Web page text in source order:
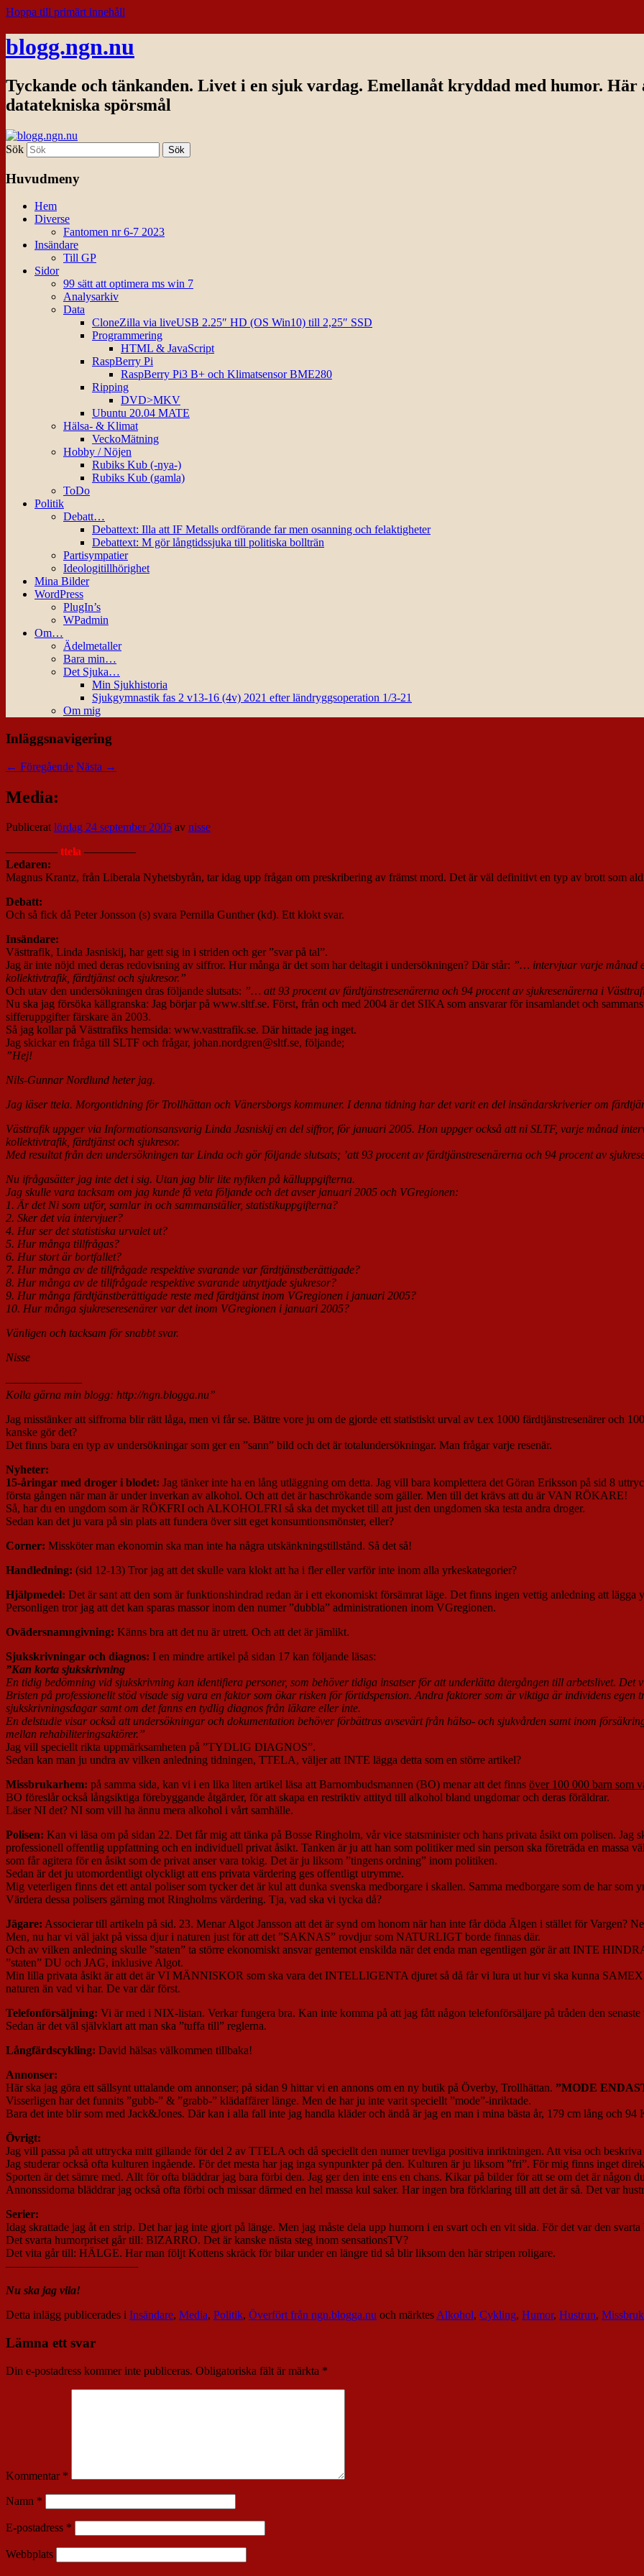
Hoppa till primärt innehåll
blogg.ngn.nu
Tyckande och tänkanden. Livet i en sjuk vardag. Emellanåt kryddad med humor. Här
datatekniska spörsmål
Sök
Huvudmeny
Hem
Diverse
Fantomen nr 6-7 2023
Insändare
Till GP
Sidor
99 sätt att optimera ms win 7
Analysarkiv
Data
CloneZilla via liveUSB 2.25″ HD (OS Win10) till 2,25″ SSD
Programmering
HTML & JavaScript
RaspBerry Pi
RaspBerry Pi3 B+ och Klimatsensor BME280
Ripping
DVD>MKV
Ubuntu 20.04 MATE
Hälsa- & Klimat
VeckoMätning
Hobby / Nöjen
Rubiks Kub (-nya-)
Rubiks Kub (gamla)
ToDo
Politik
Debatt…
Debattext: Illa att IF Metalls ordförande far men osanning och felaktigheter
Debattext: M gör långtidssjuka till politiska bollträn
Partisympatier
Ideologitillhörighet
Mina Bilder
WordPress
PlugIn’s
WPadmin
Om…
Ädelmetaller
Bara min…
Det Sjuka…
Min Sjukhistoria
Sjukgymnastik fas 2 v13-16 (4v) 2021 efter ländryggsoperation 1/3-21
Om mig
Inläggsnavigering
← Föregående Nästa →
Media:
Publiceratlördag 24 september 2005 av nisse
————– ttela ————–
Ledaren:
Magnus Krantz, från Liberala Nyhetsbyrån, tar idag upp frågan om preskribering av främst mord. Det är väl definitivt en typ av brott som
Debatt:
Och så fick då Peter Jonsson (s) svara Pernilla Gunther (kd). Ett klokt svar.
Insändare:
Västtrafik, Linda Jasniskij, har gett sig in i striden och ger ”svar på tal”.
Jag är inte nöjd med deras redovisning av siffror. Hur många är det som har deltagit i undersökningen? Där står: ”… intervjuar varje månad
kollektivtrafik, färdtjänst och sjukresor.”
Och utav den undersökningen dras följande slutsats: ”… att 93 procent av färdtjänstresenärerna och 94 procent av sjukresenärerna i
Nu ska jag försöka källgranska: Jag börjar på www.sltf.se. Först, från och med 2004 är det SIKA som ansvarar för insamlandet och
sifferuppgifter färskare än 2003.
Så jag kollar på Västtrafiks hemsida: www.vasttrafik.se. Där hittade jag inget.
Jag skickar en fråga till SLTF och frågar, johan.nordgren@sltf.se, följande;
”Hej!
Nils-Gunnar Nordlund heter jag.
Jag läser ttela. Morgontidning för Trollhättan och Vänersborgs kommuner. I denna tidning har det varit en del insändarskriverier om
Västtrafik uppger via Informationsansvarig Linda Jasniskij en del siffror, för januari 2005. Hon uppger också att ni SLTF, varje månad
kollektivtrafik, färdtjänst och sjukresor.
Med resultat från den undersökningen tar Linda och gör följande slutsats; ’att 93 procent av färdtjänstresenärerna och 94 procent av
Nu ifrågasätter jag inte det i sig. Utan jag blir lite nyfiken på källuppgifterna.
Jag skulle vara tacksam om jag kunde få veta följande och det avser januari 2005 och VGregionen:
1. Är det Ni som utför, samlar in och sammanställer, statistikuppgifterna?
2. Sker det via intervjuer?
4. Hur ser det statistiska urvalet ut?
5. Hur många tillfrågas?
6. Hur stort är bortfallet?
7. Hur många av de tillfrågade respektive svarande var färdtjänstberättigade?
8. Hur många av de tillfrågade respektive svarande utnyttjade sjukresor?
9. Hur många färdtjänstberättigade reste med färdtjänst inom VGregionen i januari 2005?
10. Hur många sjukreseresenärer var det inom VGregionen i januari 2005?
Vänligen och tacksam för snabbt svar.
Nisse
———————–
Kolla gärna min blogg: http://ngn.blogga.nu”
Jag misstänker att siffrorna blir rätt låga, men vi får se. Bättre vore ju om de gjorde ett statistiskt urval av t.ex 1000 färdtjänstresenärer och
kanske gör det?
Det finns bara en typ av undersökningar som ger en ”sann” bild och det är totalundersökningar. Man frågar varje resenär.
Nyheter:
15-åringar med droger i blodet: Jag tänker inte ha en lång utläggning om detta. Jag vill bara komplettera det Göran Eriksson på sid 8
första gången när man är under inverkan av alkohol. Och att det är haschrökande som gäller. Men till det krävs att du är VAN RÖKARE!
Så, har du en ungdom som är RÖKFRI och ALKOHOLFRI så ska det mycket till att just den ungdomen ska testa andra droger.
Sedan kan det ju vara på sin plats att fundera över sitt eget konsumtionsmönster, eller?
Corner: Missköter man ekonomin ska man inte ha några utskänkningstillstånd. Så det så!
Handledning: (sid 12-13) Tror jag att det skulle vara klokt att ha i fler eller varför inte inom alla yrkeskategorier?
Hjälpmedel: Det är sant att den som är funktionshindrad redan är i ett ekonomiskt försämrat läge. Det finns ingen vettig anledning att lägga
Personligen tror jag att det kan sparas massor inom den numer ”dubbla” administrationen inom VGregionen.
Ovädersnamngivning: Känns bra att det nu är utrett. Och att det är jämlikt.
Sjukskrivningar och diagnos: I en mindre artikel på sidan 17 kan följande läsas:
”Kan korta sjukskrivning
En tidig bedömning vid sjukskrivning kan identifiera personer, som behöver tidiga insatser för att underlätta återgången till arbetslivet. Det
Bristen på professionellt stöd visade sig vara en faktor som ökar risken för förtidspension. Andra faktorer som är viktiga är individens
sjukskrivningsdagar samt om det fanns en tydlig diagnos från läkare eller inte.
En delstudie visar också att undersökningar och dokumentation behöver förbättras avsevärt från hälso- och sjukvården samt inom
mellan rehabiliteringsaktörer.”
Jag vill speciellt rikta uppmärksamheten på ”TYDLIG DIAGNOS”.
Sedan kan man ju undra av vilken anledning tidningen, TTELA, väljer att INTE lägga detta som en större artikel?
Missbrukarhem: på samma sida, kan vi i en lika liten artikel läsa att Barnombudsmannen (BO) menar att det finns över 100 000 barn som
BO föreslår också långsiktiga förebyggande åtgärder, för att skapa en restriktiv attityd till alkohol bland ungdomar och deras föräldrar.
Läser NI det? NI som vill ha ännu mera alkohol i vårt samhälle.
Polisen: Kan vi läsa om på sidan 22. Det får mig att tänka på Bosse Ringholm, vår vice statsminister och hans privata åsikt om polisen.
professionell offentlig uppfattning och en individuell privat åsikt. Tanken är ju att han som politiker med sin person ska företräda en massa
som får agitera för en åsikt som de privat anser vara tokig. Det är ju liksom ”tingens ordning” inom politiken.
Sedan är det ju utomordentligt olyckligt att ens privata värdering ges offentligt utrymme.
Mig veterligen finns det ett antal poliser som tycker det är kul att dunka svenska medborgare i skallen. Samma medborgare som de har som
Värdera dessa polisers gärning mot Ringholms värdering. Tja, vad ska vi tycka då?
Jägare: Associerar till artikeln på sid. 23. Menar Algot Jansson att det är synd om honom när han inte får döda Älgen i stället för Vargen?
Men, nu har vi väl jakt på vissa djur i naturen just för att det ”SAKNAS” rovdjur som NATURLIGT borde finnas där.
Och av vilken anledning skulle ”staten” ta större ekonomiskt ansvar gentemot enskilda när det enda man egentligen gör är att INTE
”staten” DU och JAG, inklusive Algot.
Min lilla privata åsikt är att det är VI MÄNNISKOR som ska vara det INTELLIGENTA djuret så då får vi lura ut hur vi ska kunna
naturen än vad vi har. De var där först.
Telefonförsäljning: Vi är med i NIX-listan. Verkar fungera bra. Kan inte komma på att jag fått någon telefonförsäljare på tråden den senaste
Sedan är det väl självklart att man ska ”tuffa till” reglerna.
Långfärdscykling: David hälsas välkommen tillbaka!
Annonser:
Här ska jag göra ett sällsynt uttalande om annonser; på sidan 9 hittar vi en annons om en ny butik på Överby, Trollhättan. ”MODE
Visserligen har det funnits ”gubb-” & ”grabb-” klädaffärer länge. Men de har ju inte varit speciellt ”mode”-inriktade.
Bara det inte blir som med Jack&Jones. Där kan i alla fall inte jag handla kläder och ändå är jag en man i mina bästa år, 179 cm lång och 94
Övrigt:
Jag vill passa på att uttrycka mitt gillande för del 2 av TTELA och då speciellt den numer trevliga positiva inriktningen. Att visa och beskriva
Jag studerar också ofta kulturen ingående. För det mesta har jag inga synpunkter på den. Kulturen är ju liksom ”fri”. För mig finns inget
Sporten är det sämre med. Allt för ofta bläddrar jag bara förbi den. Jag ger den inte ens en chans. Kikar på bilder för att se om det är någon
Annonssidorna bläddrar jag också ofta förbi och missar därmed en hel massa kul saker. Har ingen bra förklaring till att det är så. Det var
Serier:
Idag skrattade jag åt en strip. Det har jag inte gjort på länge. Men jag måste dela upp humorn i en svart och en vit sida. För det var den
Det svarta humorpriset går till: BIZARRO. Det är kanske nästa steg inom sensationsTV?
Det vita går till: HÄLGE. Har man följt Kottens skräck för bilar under en längre tid så blir liksom den här stripen roligare.
———————————–
Nu ska jag vila!
Detta inlägg publicerades i Insändare, Media, Politik, Överfört från ngn.blogga.nu och märktesAlkohol, Cykling, Humor, Hustrun, Missbruk
Lämna ett svar
Din e-postadress kommer inte publiceras. Obligatoriska fält är märkta *
Kommentar *
Namn *
E-postadress *
Webbplats